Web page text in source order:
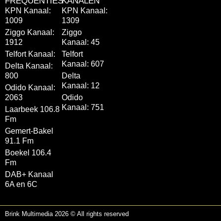
KPN Kanaal:
1009
Ziggo Kanaal:
1912
Telfort Kanaal:
Delta Kanaal:
800
Odido Kanaal:
2063
Laarbeek 106.8
Fm
Gemert-Bakel
91.1 Fm
Boekel 106.4
Fm
DAB+ Kanaal
6A en 6C
KPN Kanaal:
1309
Ziggo
Kanaal: 45
Telfort
Kanaal: 607
Delta
Kanaal: 12
Odido
Kanaal: 751
Brink Multimedia 2026 © All rights reserved